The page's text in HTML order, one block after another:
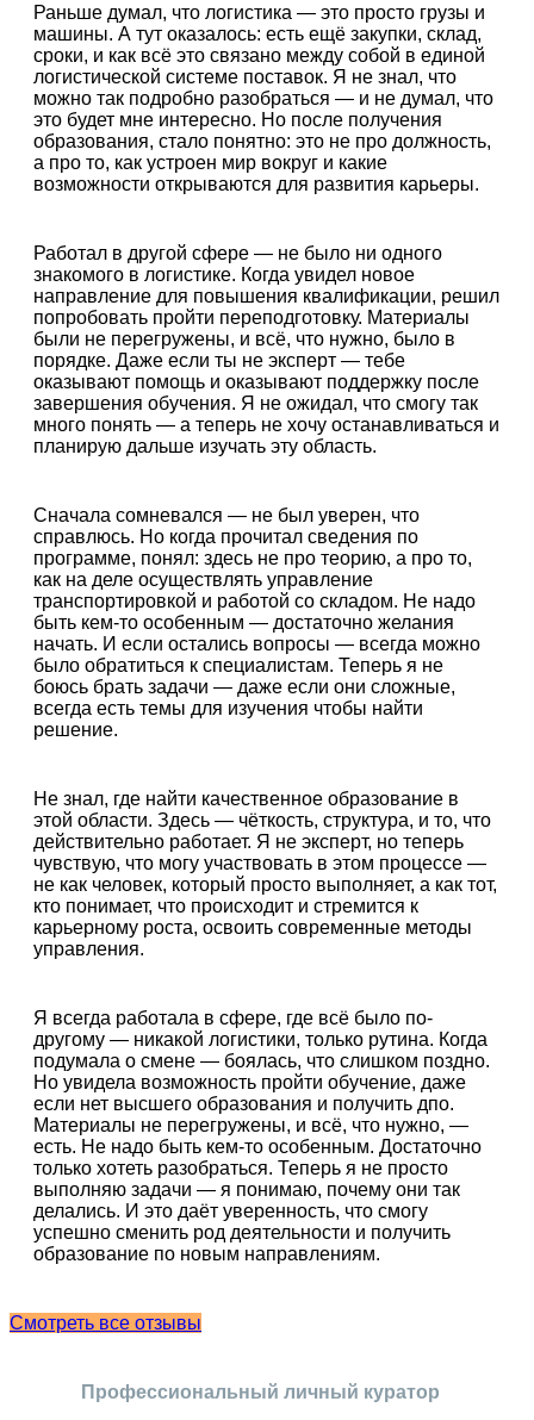
Раньше думал, что логистика — это просто грузы и
машины. А тут оказалось: есть ещё закупки, склад,
сроки, и как всё это связано между собой в единой
логистической системе поставок. Я не знал, что
можно так подробно разобраться — и не думал, что
это будет мне интересно. Но после получения
образования, стало понятно: это не про должность,
а про то, как устроен мир вокруг и какие
возможности открываются для развития карьеры.
Работал в другой сфере — не было ни одного
знакомого в логистике. Когда увидел новое
направление для повышения квалификации, решил
попробовать пройти переподготовку. Материалы
были не перегружены, и всё, что нужно, было в
порядке. Даже если ты не эксперт — тебе
оказывают помощь и оказывают поддержку после
завершения обучения. Я не ожидал, что смогу так
много понять — а теперь не хочу останавливаться и
планирую дальше изучать эту область.
Сначала сомневался — не был уверен, что
справлюсь. Но когда прочитал сведения по
программе, понял: здесь не про теорию, а про то,
как на деле осуществлять управление
транспортировкой и работой со складом. Не надо
быть кем-то особенным — достаточно желания
начать. И если остались вопросы — всегда можно
было обратиться к специалистам. Теперь я не
боюсь брать задачи — даже если они сложные,
всегда есть темы для изучения чтобы найти
решение.
Не знал, где найти качественное образование в
этой области. Здесь — чёткость, структура, и то, что
действительно работает. Я не эксперт, но теперь
чувствую, что могу участвовать в этом процессе —
не как человек, который просто выполняет, а как тот,
кто понимает, что происходит и стремится к
карьерному роста, освоить современные методы
управления.
Я всегда работала в сфере, где всё было по-
другому — никакой логистики, только рутина. Когда
подумала о смене — боялась, что слишком поздно.
Но увидела возможность пройти обучение, даже
если нет высшего образования и получить дпо.
Материалы не перегружены, и всё, что нужно, —
есть. Не надо быть кем-то особенным. Достаточно
только хотеть разобраться. Теперь я не просто
выполняю задачи — я понимаю, почему они так
делались. И это даёт уверенность, что смогу
успешно сменить род деятельности и получить
образование по новым направлениям.
Смотреть все отзывы
Профессиональный личный куратор